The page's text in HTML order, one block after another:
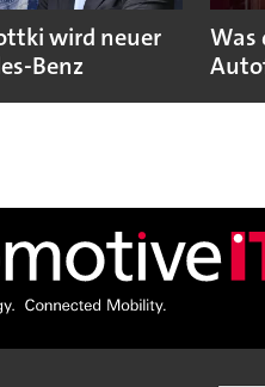
wird neuer
Benz
Was